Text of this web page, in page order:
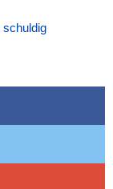
schuldig